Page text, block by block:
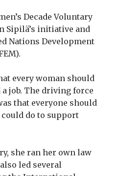
Decade Voluntary
Sipilä’s initiative and
Nations Development
every woman should
job. The driving force
that everyone should
do to support
she ran her own law
led several